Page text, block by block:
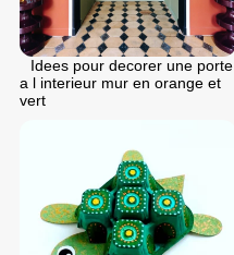
Idees pour decorer une porte
a l interieur mur en orange et
vert